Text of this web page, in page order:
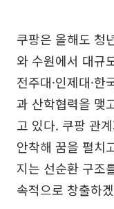
쿠팡은 올해도 청
와 수원에서 대규
전주대·인제대·
과 산학협력을 맺
고 있다. 쿠팡 관
안착해 꿈을 펼치
지는 선순환 구조
속적으로 창출하